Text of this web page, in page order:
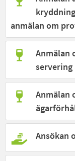
anmälan om
Anmälan
Anmälan
Ansökan